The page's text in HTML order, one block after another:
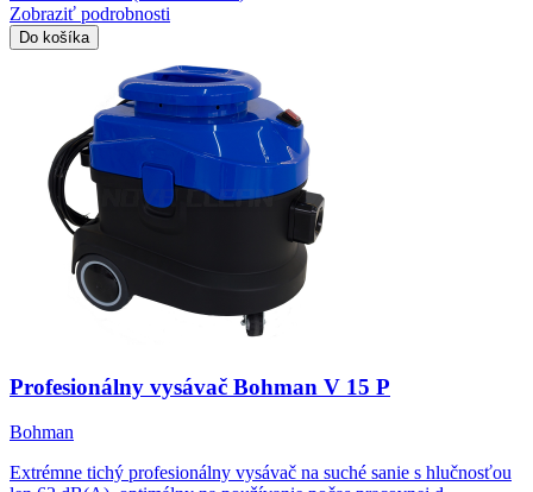
Zobraziť podrobnosti
Do košíka
Profesionálny vysávač Bohman V 15 P
Bohman
Extrémne tichý profesionálny vysávač na suché sanie s hlučnosťou